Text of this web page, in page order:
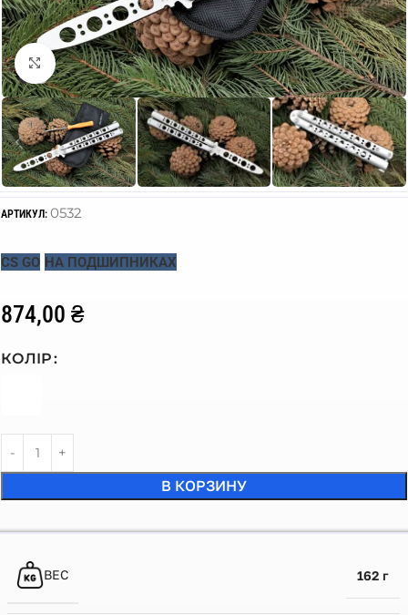
Click to enlarge
АРТИКУЛ: 0532
CS GO НА ПОДШИПНИКАХ
874,00 ₴
КОЛІР
В КОРЗИНУ
ВЕС 162 г